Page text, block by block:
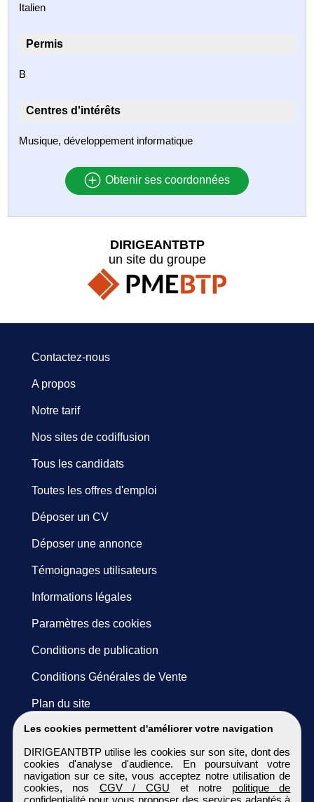
Italien
Permis
B
Centres d'intérêts
Musique, développement informatique
Obtenir ses coordonnées
Les cookies permettent d'améliorer votre navigation
DIRIGEANTBTP utilise les cookies sur son site, dont des
cookies d'analyse d'audience. En poursuivant votre
navigation sur ce site, vous acceptez notre utilisation de
cookies, nos CGV / CGU et notre politique de
confidentialitépour vous proposer des services adaptés à
DIRIGEANTBTP
un site du groupe
Contactez-nous
A propos
Notre tarif
Nos sites de codiffusion
Tous les candidats
Toutes les offres d'emploi
Déposer un CV
Déposer une annonce
Témoignages utilisateurs
Informations légales
Paramètres des cookies
Conditions de publication
Conditions Générales de Vente
Plan du site